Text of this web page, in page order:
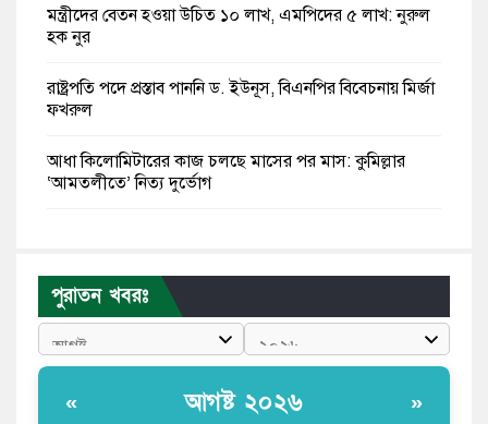
মন্ত্রীদের বেতন হওয়া উচিত ১০ লাখ, এমপিদের ৫ লাখ: নুরুল
হক নুর
রাষ্ট্রপতি পদে প্রস্তাব পাননি ড. ইউনূস, বিএনপির বিবেচনায় মির্জা
ফখরুল
আধা কিলোমিটারের কাজ চলছে মাসের পর মাস: কুমিল্লার
‘আমতলীতে’ নিত্য দুর্ভোগ
পুলিশকে পিটিয়ে রক্তাক্ত করেছি এ দৃশ্য কি আপনারা দেখেননি:
এনসিপি নেতা
পুরাতন খবরঃ
« আগষ্ট ২০২৬ »